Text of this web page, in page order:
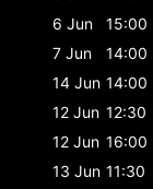
6 Jun
15:00
7 Jun
14:00
14 Jun 14:00
12 Jun 12:30
12 Jun 16:00
13 Jun 11:30